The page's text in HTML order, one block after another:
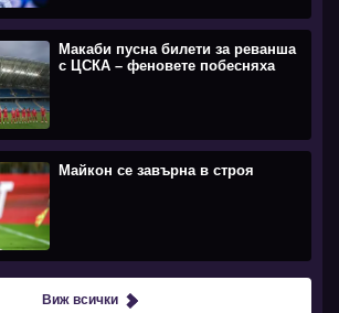
Макаби пусна билети за реванша
с ЦСКА – феновете побесняха
Майкон се завърна в строя
Виж всички